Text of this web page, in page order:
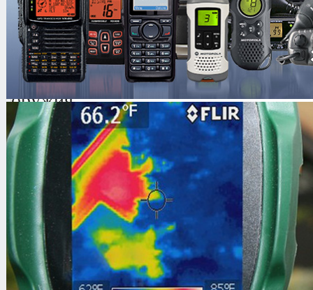
Описание:
Бронежилет 204 "VIP"-
человека от возможного
оружия.
Бронежилет 204 VIP может
охранными структурами,
персонами. И так же удобен в
передвижении в автомобилях.
Конструкция бронежилета
предварительную подгонку его по
возможного быстрого одевания
дальнейшем.